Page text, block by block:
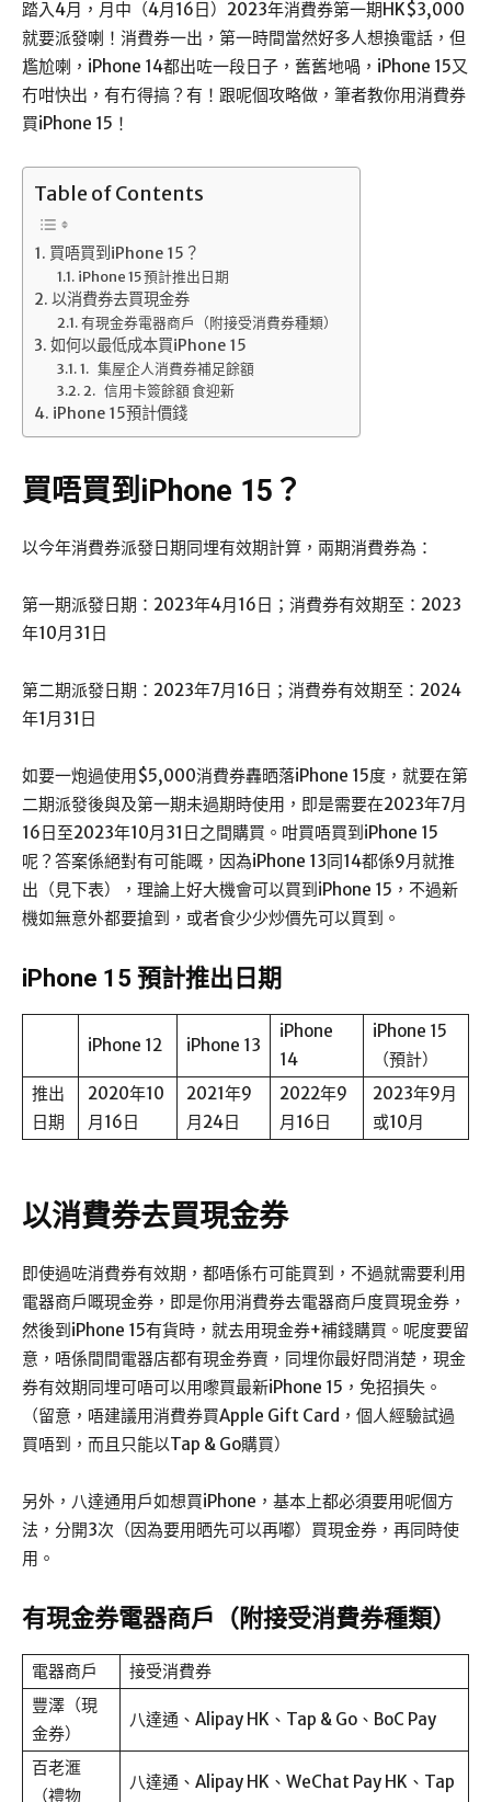
踏入4月，月中（4月16日）2023年消費券第一期HK$3,000
就要派發喇！消費券一出，第一時間當然好多人想換電話，但
尷尬喇，iPhone 14都出咗一段日子，舊舊地喎，iPhone 15又
冇咁快出，有冇得搞？有！跟呢個攻略做，筆者教你用消費券
買iPhone 15！
Table of Contents
買唔買到iPhone 15？
iPhone 15 預計推出日期
以消費券去買現金券
有現金券電器商戶（附接受消費券種類）
如何以最低成本買iPhone 15
1. 集屋企人消費券補足餘額
2. 信用卡簽餘額 食迎新
iPhone 15預計價錢
買唔買到iPhone 15？
以今年消費券派發日期同埋有效期計算，兩期消費券為：
第一期派發日期：2023年4月16日；消費券有效期至：2023
年10月31日
第二期派發日期：2023年7月16日；消費券有效期至：2024
年1月31日
如要一炮過使用$5,000消費券轟晒落iPhone 15度，就要在第
二期派發後與及第一期未過期時使用，即是需要在2023年7月
16日至2023年10月31日之間購買。咁買唔買到iPhone 15
呢？答案係絕對有可能嘅，因為iPhone 13同14都係9月就推
出（見下表），理論上好大機會可以買到iPhone 15，不過新
機如無意外都要搶到，或者食少少炒價先可以買到。
iPhone 15 預計推出日期
iPhone 12 iPhone 13
iPhone
14
iPhone 15
（預計）
推出
日期
2020年10
月16日
2021年9
月24日
2022年9
月16日
2023年9月
或10月
以消費券去買現金券
即使過咗消費券有效期，都唔係冇可能買到，不過就需要利用
電器商戶嘅現金券，即是你用消費券去電器商戶度買現金券，
然後到iPhone 15有貨時，就去用現金券+補錢購買。呢度要留
意，唔係間間電器店都有現金券賣，同埋你最好問消楚，現金
券有效期同埋可唔可以用嚟買最新iPhone 15，免招損失。
（留意，唔建議用消費券買Apple Gift Card，個人經驗試過
買唔到，而且只能以Tap & Go購買）
另外，八達通用戶如想買iPhone，基本上都必須要用呢個方
法，分開3次（因為要用晒先可以再嘟）買現金券，再同時使
用。
有現金券電器商戶（附接受消費券種類）
電器商戶
接受消費券
豐澤（現
金券）
八達通、Alipay HK、Tap & Go、BoC Pay
百老滙
（禮物
八達通、Alipay HK、WeChat Pay HK、Tap